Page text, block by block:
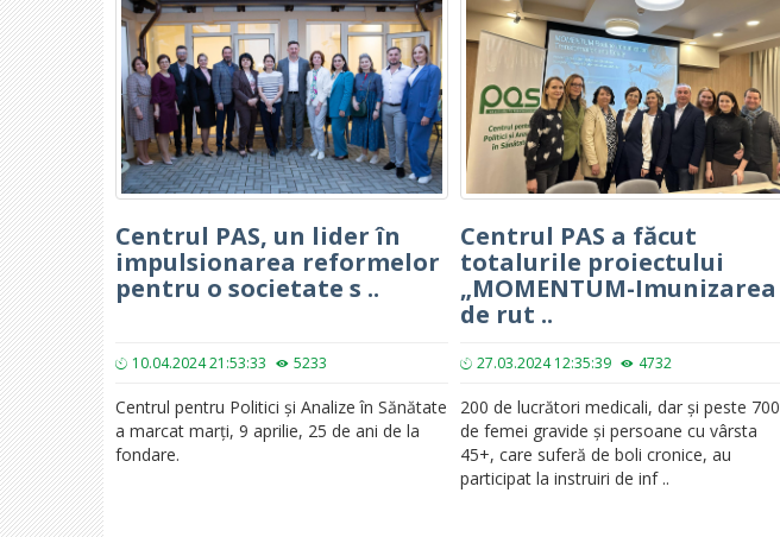
Centrul PAS, un lider în
impulsionarea reformelor
pentru o societate s ..
10.04.2024 21:53:33 5233
Centrul pentru Politici și Analize în Sănătate
a marcat marți, 9 aprilie, 25 de ani de la
fondare.
Centrul PAS a făcut
totalurile proiectului
„MOMENTUM-Imunizarea
de rut ..
27.03.2024 12:35:39 4732
200 de lucrători medicali, dar și peste 700
de femei gravide și persoane cu vârsta
45+, care suferă de boli cronice, au
participat la instruiri de inf ..